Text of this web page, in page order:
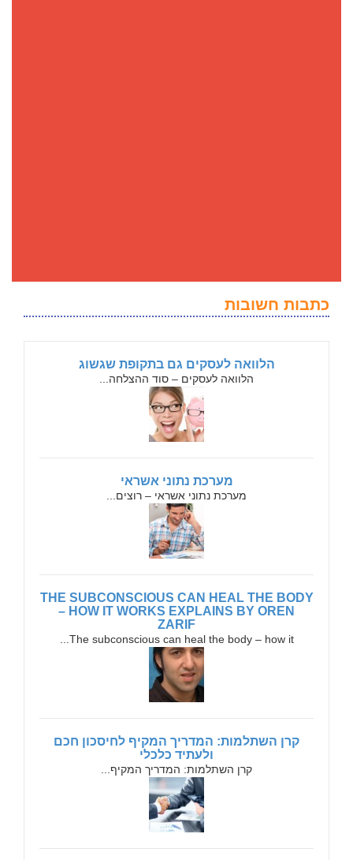
כתבות חשובות
הלוואה לעסקים גם בתקופת שגשוג
הלוואה לעסקים – סוד ההצלחה...
מערכת נתוני אשראי
מערכת נתוני אשראי – רוצים...
THE SUBCONSCIOUS CAN HEAL THE BODY
– HOW IT WORKS EXPLAINS BY OREN
ZARIF
The subconscious can heal the body – how it...
קרן השתלמות: המדריך המקיף לחיסכון חכם
ולעתיד כלכלי
קרן השתלמות: המדריך המקיף...